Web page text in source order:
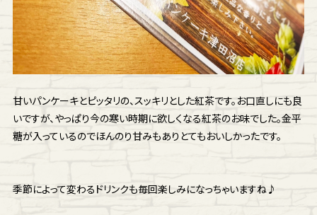
甘いパンケーキとピッタリの、スッキリとした紅茶です。お口直しにも良
いですが、やっぱり今の寒い時期に欲しくなる紅茶のお味でした。金平
糖が入っているのでほんのり甘みもありとてもおいしかったです。
季節によって変わるドリンクも毎回楽しみになっちゃいますね♪